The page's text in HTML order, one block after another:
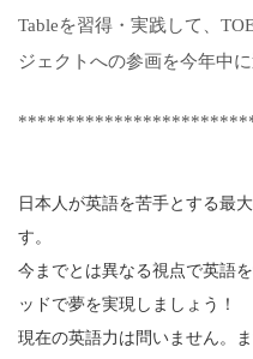
Tableを習得・実践して、
ジェクトへの参画を今年中
日本人が英語を苦手とする最
す。
今までとは異なる視点で英語
ッドで夢を実現しましょう！
現在の英語力は問いません。